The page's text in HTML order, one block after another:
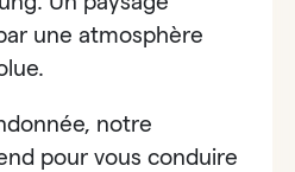
une atmosphère
notre
pour vous conduire